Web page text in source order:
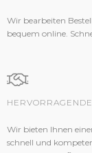
Wir bearbeiten
bequem online.
Wir bieten Ihnen
schnell und